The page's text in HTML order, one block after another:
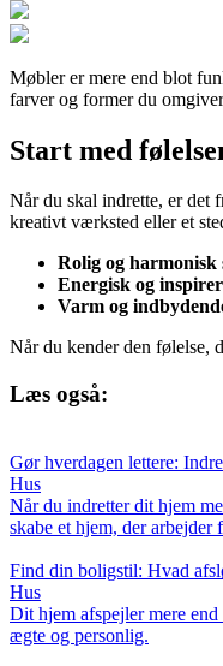
Møbler er mere end blot
farver og former du
Start med
Når du skal indrette, er det
kreativt værksted eller et
Rolig og harmonisk
Energisk og
Varm og
Når du kender den følelse,
Læs også:
Gør hverdagen lettere:
Hus
Når du indretter dit hjem
skabe et hjem, der arbejder
Find din boligstil: Hvad
Hus
Dit hjem afspejler mere
ægte og personlig.